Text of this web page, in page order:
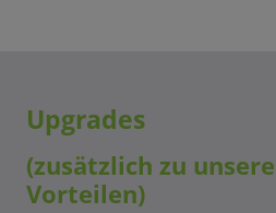
Upgrades
(zusätzlich zu
Vorteilen)